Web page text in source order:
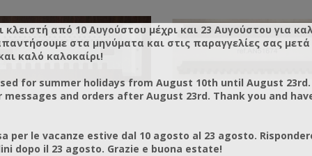
κλειστή από 10 Αυγούστου μέχρι και 23 Αυγούστου για
στα μηνύματα και στις παραγγελίες σας μετά
καλό καλοκαίρι!
for summer holidays from August 10th until August
messages and orders after August 23rd. Thank you and
per le vacanze estive dal 10 agosto al 23 agosto.
dopo il 23 agosto. Grazie e buona estate!